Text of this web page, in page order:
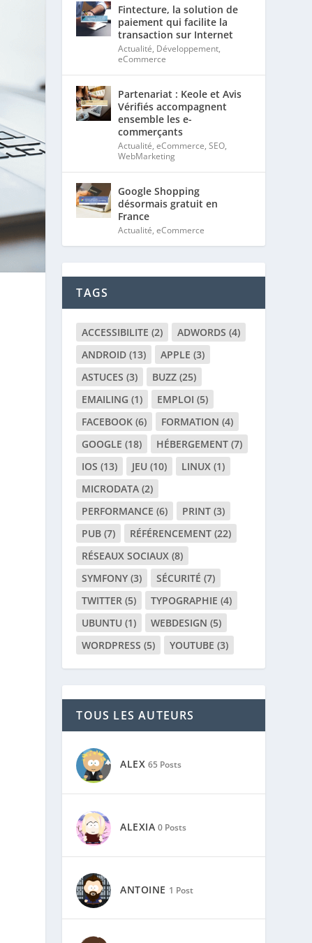
Fintecture, la solution de
paiement qui facilite la
transaction sur Internet
Actualité, Développement,
eCommerce
Partenariat : Keole et Avis
Vérifiés accompagnent
ensemble les e-
commerçants
Actualité,eCommerce,SEO,
WebMarketing
Google Shopping
désormais gratuit en
France
Actualité,eCommerce
TAGS
ACCESSIBILITE (2) ADWORDS (4)
ANDROID (13) APPLE (3)
ASTUCES (3) BUZZ (25)
EMAILING (1) EMPLOI (5)
FACEBOOK (6) FORMATION (4)
GOOGLE (18) HÉBERGEMENT (7)
IOS (13) JEU (10) LINUX (1)
MICRODATA (2)
PERFORMANCE (6) PRINT (3)
PUB (7) RÉFÉRENCEMENT (22)
RÉSEAUX SOCIAUX (8)
SYMFONY (3) SÉCURITÉ (7)
TWITTER (5) TYPOGRAPHIE (4)
UBUNTU (1) WEBDESIGN (5)
WORDPRESS (5) YOUTUBE (3)
TOUS LES AUTEURS
ALEX 65 Posts
ALEXIA 0 Posts
ANTOINE 1 Post